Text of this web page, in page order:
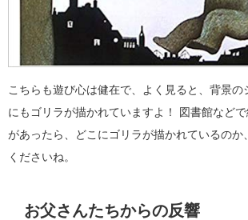
こちらも遊び心は健在で、よく見ると、背景の
にもゴリラが描かれていますよ！ 図書館など
があったら、どこにゴリラが描かれているのか
くださいね。
お父さんたちからの反響